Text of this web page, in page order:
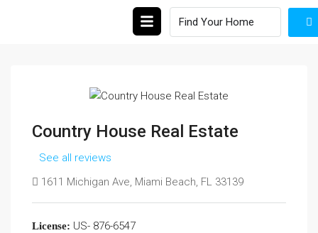
Country House Real Estate
See all reviews
1611 Michigan Ave, Miami Beach, FL 33139
License: US- 876-6547